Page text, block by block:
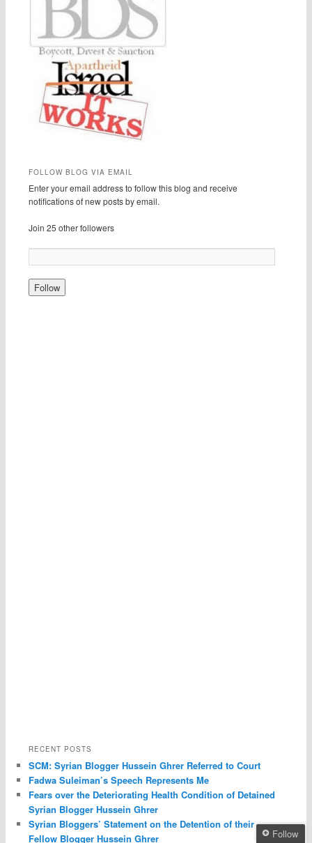
FOLLOW BLOG VIA EMAIL
Enter your email address to follow this blog and receive
notifications of new posts by email.
Join 25 other followers
RECENT POSTS
SCM: Syrian Blogger Hussein Ghrer Referred to Court
Fadwa Suleiman’s Speech Represents Me
Fears over the Deteriorating Health Condition of Detained
Syrian Blogger Hussein Ghrer
Syrian Bloggers’ Statement on the Detention of their
Fellow Blogger Hussein Ghrer
Follow